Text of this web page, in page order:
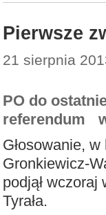
Pierwsze
21 sierpnia
PO do
referendum
Głosowanie,
Gronkiewicz-
podjął
Tyrała.